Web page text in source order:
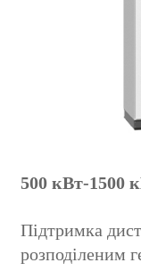
500 кВт-1500
Підтримка
розподіленим